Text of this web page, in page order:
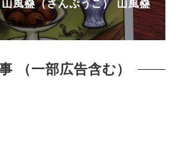
（一部広告含む）